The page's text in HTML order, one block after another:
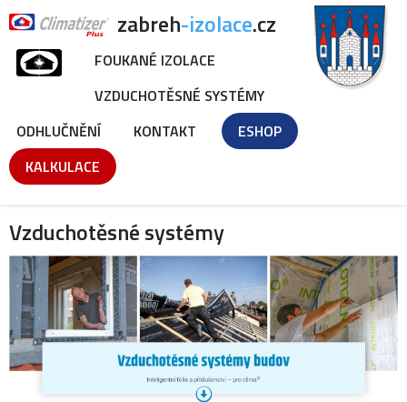
zabreh-izolace.cz
FOUKANÉ IZOLACE
VZDUCHOTĚSNÉ SYSTÉMY
ODHLUČNĚNÍ
KONTAKT
ESHOP
KALKULACE
Vzduchotěsné systémy